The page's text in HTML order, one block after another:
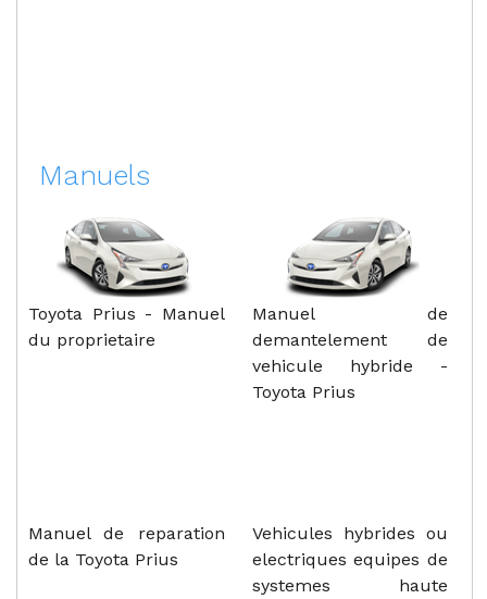
Manuels
Toyota Prius - Manuel
du proprietaire
Manuel de
demantelement de
vehicule hybride -
Toyota Prius
Manuel de reparation
de la Toyota Prius
Vehicules hybrides ou
electriques equipes de
systemes haute